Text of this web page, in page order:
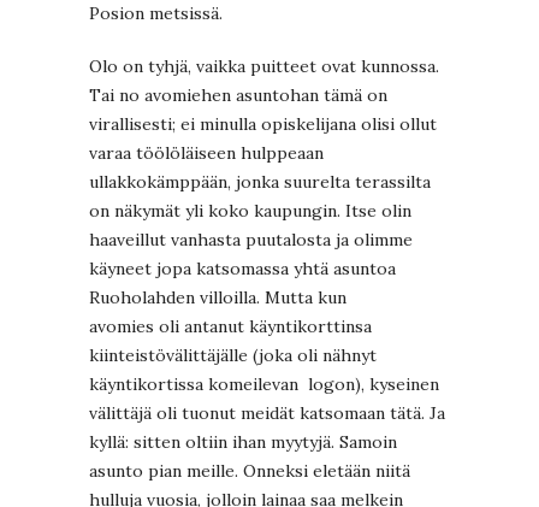
Posion metsissä.
Olo on tyhjä, vaikka puitteet ovat kunnossa.
Tai no avomiehen asuntohan tämä on
virallisesti; ei minulla opiskelijana olisi ollut
varaa töölöläiseen hulppeaan
ullakkokämppään, jonka suurelta terassilta
on näkymät yli koko kaupungin. Itse olin
haaveillut vanhasta puutalosta ja olimme
käyneet jopa katsomassa yhtä asuntoa
Ruoholahden villoilla. Mutta kun
avomies oli antanut käyntikorttinsa
kiinteistövälittäjälle (joka oli nähnyt
käyntikortissa komeilevan logon), kyseinen
välittäjä oli tuonut meidät katsomaan tätä. Ja
kyllä: sitten oltiin ihan myytyjä. Samoin
asunto pian meille. Onneksi eletään niitä
hulluja vuosia, jolloin lainaa saa melkein